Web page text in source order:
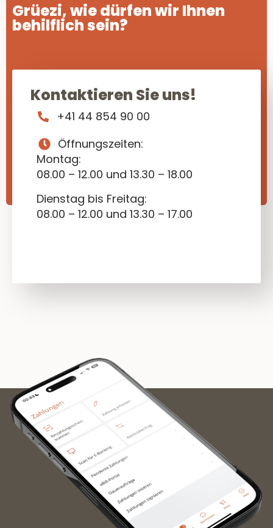
Grüezi, wie dürfen wir Ihnen
behilflich sein?
Kontaktieren Sie uns!
+41 44 854 90 00
Öffnungszeiten:
Montag:
08.00 – 12.00 und 13.30 – 18.00
Dienstag bis Freitag:
08.00 – 12.00 und 13.30 – 17.00